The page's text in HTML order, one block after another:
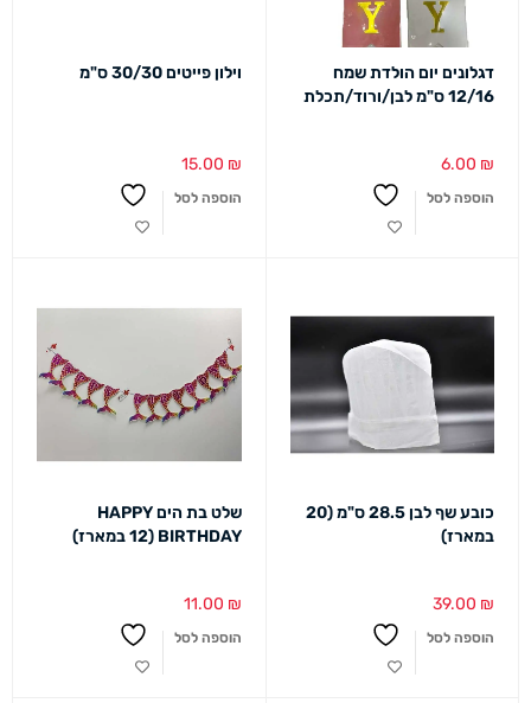
דגלונים יום הולדת שמח
12/16 ס"מ לבן/ורוד/תכלת
6.00 ₪
הוספה לסל
וילון פייטים 30/30 ס"מ
15.00 ₪
הוספה לסל
כובע שף לבן 28.5 ס"מ (20
במארז)
39.00 ₪
הוספה לסל
שלט בת הים HAPPY
BIRTHDAY (12 במארז)
11.00 ₪
הוספה לסל